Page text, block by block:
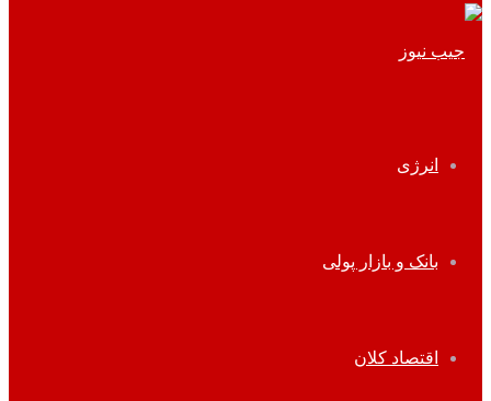
انرژی
بانک و بازار پولی
اقتصاد کلان